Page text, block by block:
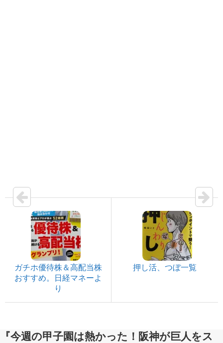
ガチホ優待株＆高配当株
おすすめ。日経マネーよ
り
押し活、つぼ一覧
『今週の甲子園は熱かった！阪神が巨人をス